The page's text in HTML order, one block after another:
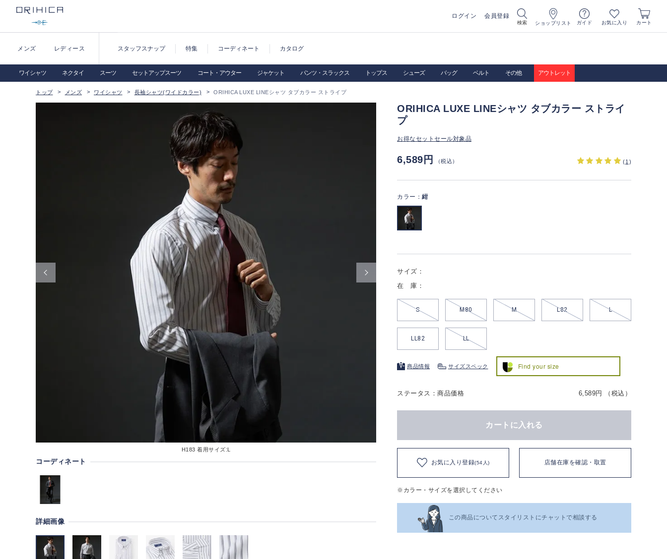
ログイン 会員登録
検索 ショップリスト ガイド お気に入り カート
メンズ レディース スタッフスナップ 特集 コーディネート カタログ
ワイシャツ ネクタイ スーツ セットアップスーツ コート・アウター ジャケット パンツ・スラックス トップス シューズ バッグ ベルト その他 アウトレット
トップ メンズ ワイシャツ 長袖シャツ(ワイドカラー) ORIHICA LUXE LINEシャツ タブカラー ストライプ
H183 着用サイズ:L
コーディネート
詳細画像
ORIHICA LUXE LINEシャツ タブカラー ストライ
プ
お得なセットセール対象品
6,589円 （税込） (1 )
カラー： 紺
サイズ：
在 庫：
S M80 M L82 L
LL82 LL
商品情報 サイズスペック Find your size
ステータス：商品価格 6,589円 （税込）
カートに入れる
お気に入り登録(54人) 店舗在庫を確認・取置
※カラー・サイズを選択してください
この商品についてスタイリストにチャットで相談する